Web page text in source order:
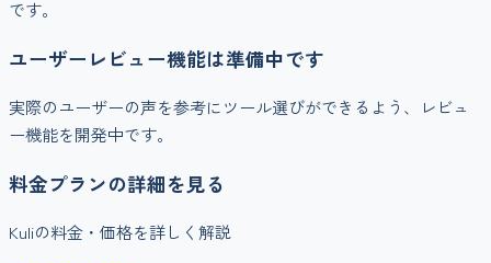
です。
ユーザーレビュー機能は準備中です
実際のユーザーの声を参考にツール選びができるよう、レビュ
ー機能を開発中です。
料金プランの詳細を見る
Kuliの料金・価格を詳しく解説